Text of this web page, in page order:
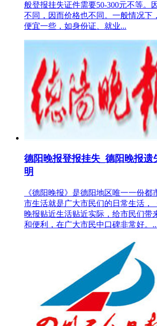
般登报挂失证件需要50-300元不等。
不同，因而价格也不同。一般情况下
便宜一些，如身份证、就业...
德阳晚报登报挂失_德阳晚报遗
明
《德阳晚报》是德阳地区唯一一份都
市生活就是广大市民们的日常生活，
晚报贴近生活贴近实际，给市民们带
和便利，在广大市民中口碑非常好。